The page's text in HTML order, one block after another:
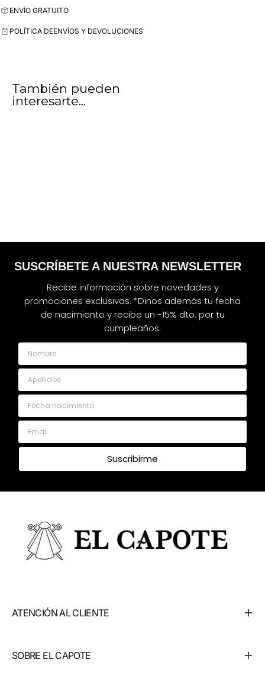
ENVÍO GRATUITO
POLÍTICA DEENVÍOS Y DEVOLUCIONES
También pueden
interesarte...
SUSCRÍBETE A NUESTRA NEWSLETTER
Recibe información sobre novedades y
promociones exclusivas. *Dinos además tu fecha
de nacimiento y recibe un -15% dto. por tu
cumpleaños.
Nombre
Apellidos
Fecha nacimiento
Email
Suscribirme
ATENCIÓN AL CLIENTE
SOBRE EL CAPOTE